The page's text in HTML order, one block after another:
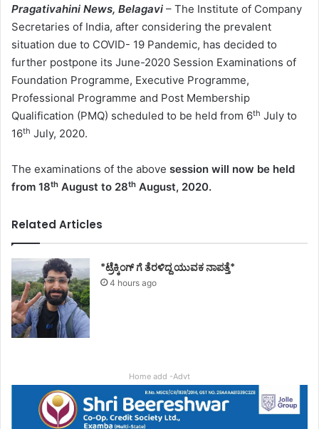
Pragativahini News, Belagavi – The Institute of Company
Secretaries of India, after considering the prevalent
situation due to COVID- 19 Pandemic, has decided to
further postpone its June-2020 Session Examinations of
Foundation Programme, Executive Programme,
Professional Programme and Post Membership
Qualification (PMQ) scheduled to be held from 6th July to
16th July, 2020.
The examinations of the above session will now be held
from 18th August to 28th August, 2020.
Related Articles
*ಟ್ರೆಕ್ಕಿಂಗ್ ಗೆ ತೆರಳಿದ್ದ ಯುವಕ ನಾಪತ್ತೆ*
4 hours ago
Home add -Advt